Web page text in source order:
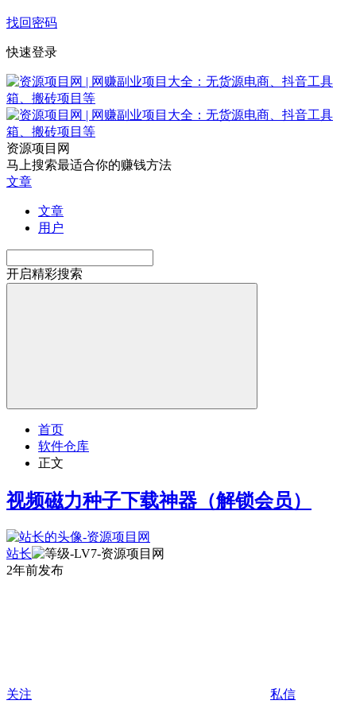
找回密码
快速登录
资源项目网
马上搜索最适合你的赚钱方法
文章
文章
用户
开启精彩搜索
首页
软件仓库
正文
视频磁力种子下载神器（解锁会员）
站长
2年前发布
关注 私信